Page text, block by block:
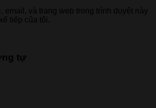
email, và trang web trong trình duyệt này
tiếp của tôi.
tự